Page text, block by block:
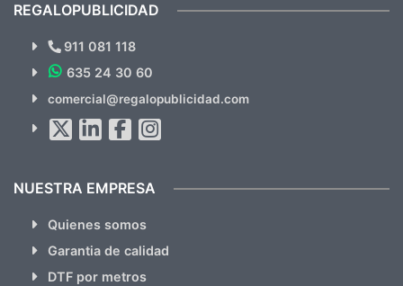
¿Quieres ver nuestras últimas
Novedades y Ofertas?
hacemos Spam)
REGALOPUBLICIDAD
911 081 118
635 24 30 60
comercial@regalopublicidad.com
NUESTRA EMPRESA
Quienes somos
Garantia de calidad
DTF por metros